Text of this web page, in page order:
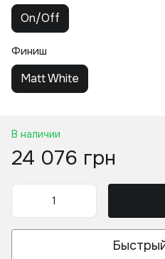
On/Off
Финиш
Matt White
В наличии
24 076 грн